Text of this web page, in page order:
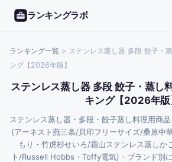
ランキングラボ
ランキング一覧 > ステンレス蒸し器 多段 餃子・
ング【2026年版】
ステンレス蒸し器 多段 餃子・蒸し
キング【2026年版
ステンレス蒸し器・多段・餃子蒸し料理用商
(アーネスト燕三条/貝印フリーサイズ/桑原中
もり・竹虎杉せいろ/霜山ステンレス蒸しか
ト/Russell Hobbs・Toffy電気)・ブランド別